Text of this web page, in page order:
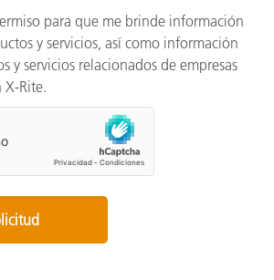
para que me brinde información
y servicios, así como información
y servicios relacionados de empresas
X-Rite.